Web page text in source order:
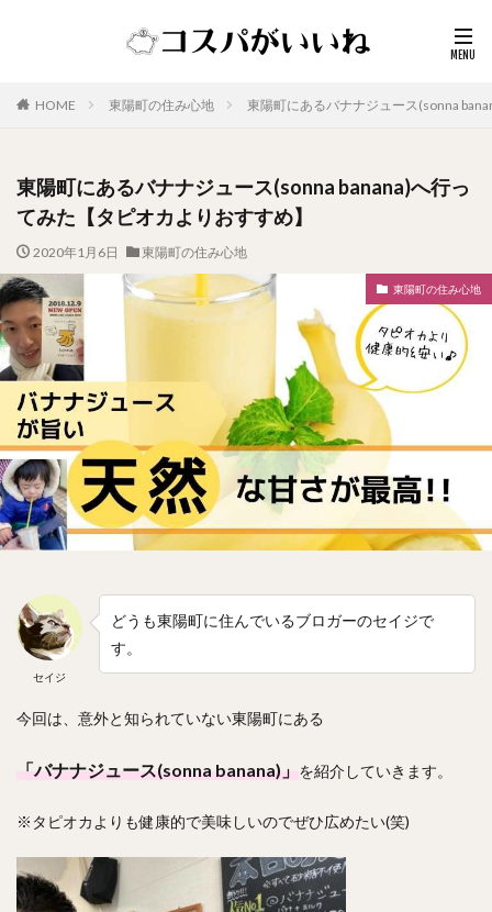
HOME 東陽町の住み心地 東陽町にあるバナナジュース(sonna
東陽町にあるバナナジュース(sonna banana)へ行っ
てみた【タピオカよりおすすめ】
2020年1月6日 東陽町の住み心地
東陽町の住み心地
セイジ
どうも東陽町に住んでいるブロガーのセイジで
す。
今回は、意外と知られていない東陽町にある
「バナナジュース(sonna banana)」 を紹介していきます。
※タピオカよりも健康的で美味しいのでぜひ広めたい(笑)